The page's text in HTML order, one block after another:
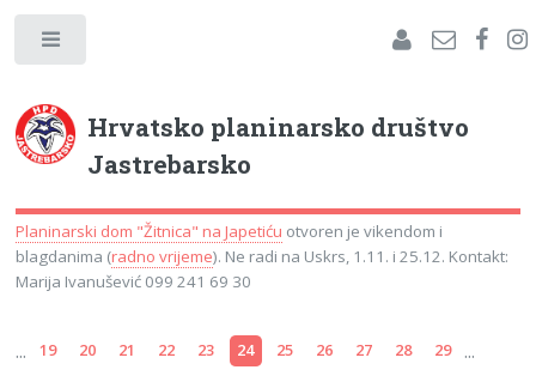
Hrvatsko planinarsko društvo
Jastrebarsko
Planinarski dom "Žitnica" na Japetiću otvoren je vikendom i
blagdanima (radno vrijeme). Ne radi na Uskrs, 1.11. i 25.12. Kontakt:
Marija Ivanušević 099 241 69 30
... 19 20 21 22 23 24 25 26 27 28 29 ...